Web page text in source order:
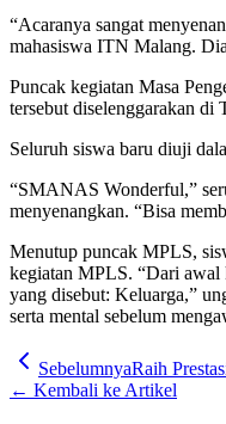
“Acaranya sangat
mahasiswa ITN Malang.
Puncak kegiatan Masa
tersebut diselenggarakan
Seluruh siswa baru diuji
“SMANAS Wonderful,”
menyenangkan. “Bisa
Menutup puncak MPLS,
kegiatan MPLS. “Dari awal
yang disebut: Keluarga,”
serta mental sebelum
SebelumnyaRaih
← Kembali ke Artikel